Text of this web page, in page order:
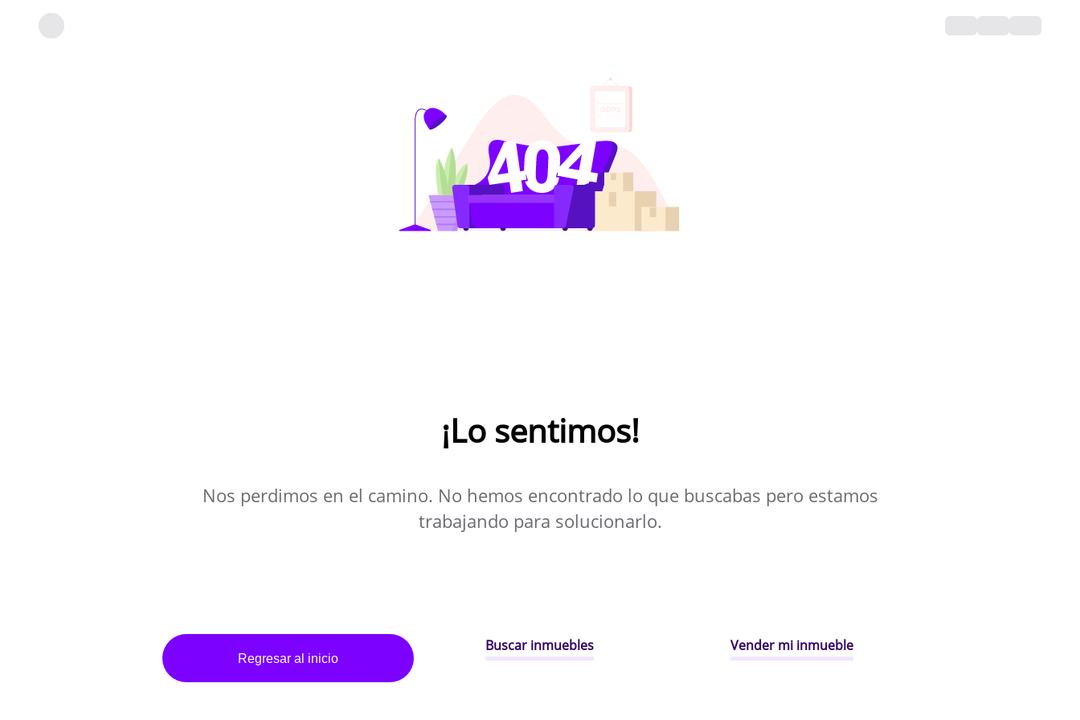
¡Lo sentimos!
Nos perdimos en el camino. No hemos encontrado lo que buscabas pero estamos
trabajando para solucionarlo.
Regresar al inicio
Buscar inmuebles Vender mi inmueble